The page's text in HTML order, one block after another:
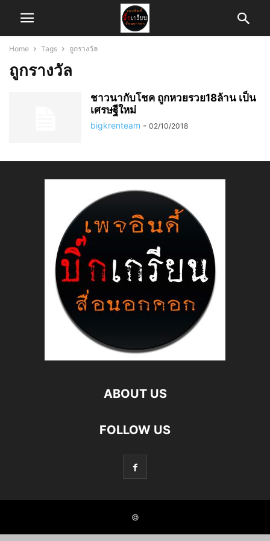
Home Tags ถูกรางวัล
ถูกรางวัล
​ชาวนากับโชค ​ถูกหวยรวย18ล้าน ​เป็น
เศรษฐ​ีใหม่
bigkrenteam - 02/10/2018
ABOUT US
FOLLOW US
©